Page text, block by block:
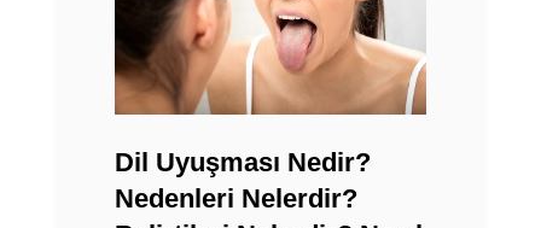
Dil Uyuşması Nedir?
Nedenleri Nelerdir?